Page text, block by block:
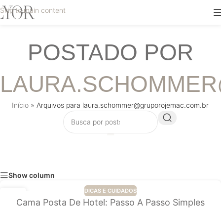
Skip to main content
POSTADO POR
Início » Arquivos para laura.schommer@gruporojemac.com.br
Show column
10
JUL
DICAS E CUIDADOS
Cama Posta De Hotel: Passo A Passo Simples